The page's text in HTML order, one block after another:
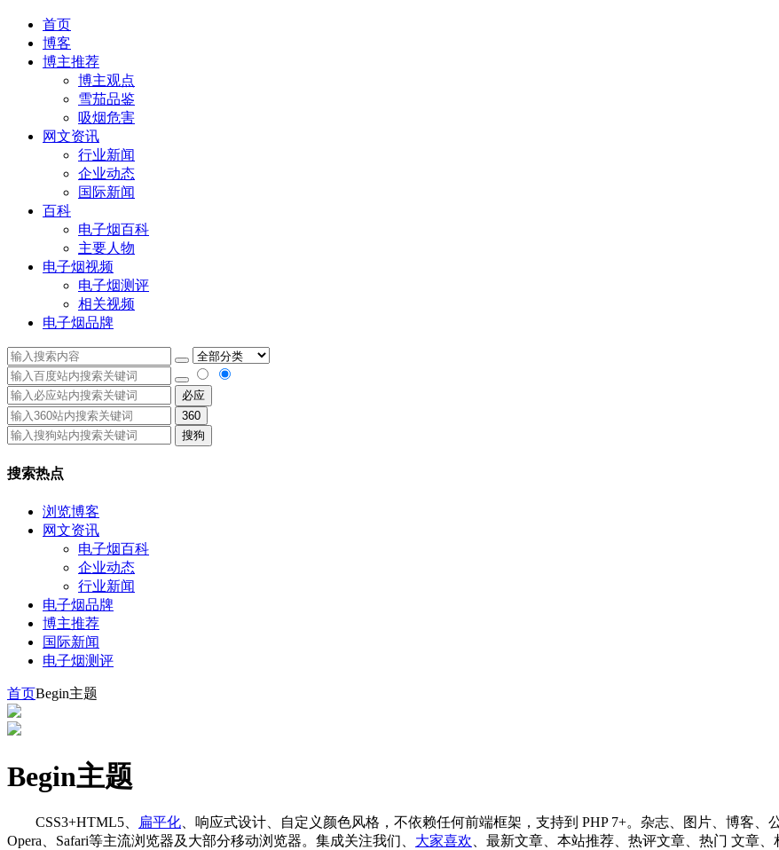
首页
博客
博主推荐
博主观点
雪茄品鉴
吸烟危害
网文资讯
行业新闻
企业动态
国际新闻
百科
电子烟百科
主要人物
电子烟视频
电子烟测评
相关视频
电子烟品牌
必应
360
搜狗
搜索热点
浏览博客
网文资讯
电子烟百科
企业动态
行业新闻
电子烟品牌
博主推荐
国际新闻
电子烟测评
首页Begin主题
Begin主题
CSS3+HTML5、 扁平化、响应式设计、自定义颜色风格，不依赖任何前端框架，支持到 PHP 7+。杂志、图片、博客、
Opera、Safari等主流浏览器及大部分移动浏览器。集成关注我们、 大家喜欢、最新文章、本站推荐、热评文章、热门 文章、